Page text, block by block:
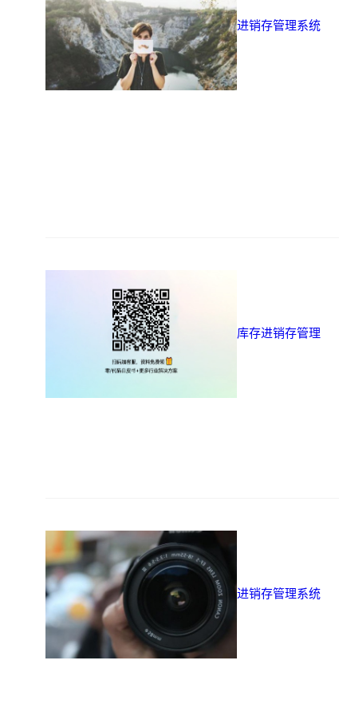
进销存管理系统
库存进销存管理
进销存管理系统